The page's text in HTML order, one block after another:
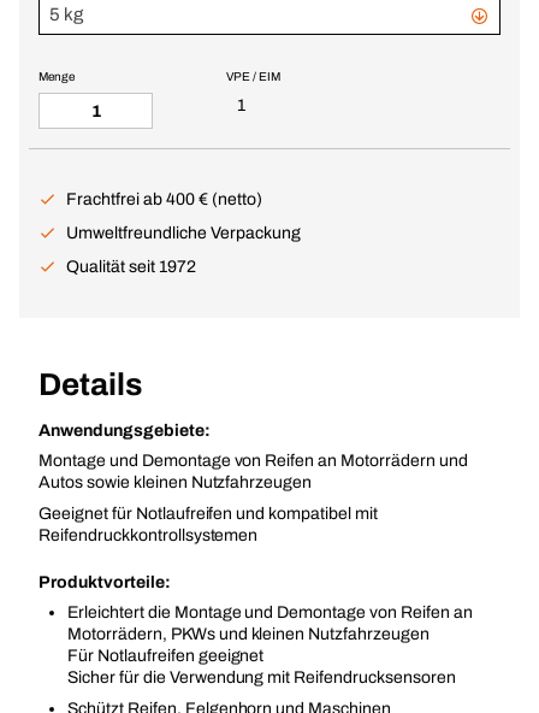
5 kg
VPE / EIM
1
Menge
Frachtfrei ab 400 € (netto)
Umweltfreundliche Verpackung
Qualität seit 1972
Details
Anwendungsgebiete:
Montage und Demontage von Reifen an Motorrädern und
Autos sowie kleinen Nutzfahrzeugen
Geeignet für Notlaufreifen und kompatibel mit
Reifendruckkontrollsystemen
Produktvorteile:
Erleichtert die Montage und Demontage von Reifen an
Motorrädern, PKWs und kleinen Nutzfahrzeugen
Für Notlaufreifen geeignet
Sicher für die Verwendung mit Reifendrucksensoren
Schützt Reifen, Felgenhorn und Maschinen